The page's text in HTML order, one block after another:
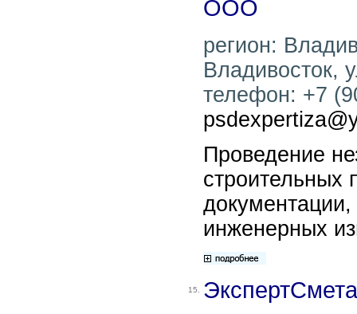
ООО
регион:
Владивосток,
телефон: +7
Проведение
строительных
инженерных
15.